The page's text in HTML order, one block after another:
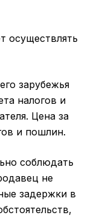
осуществлять
зарубежья
налогов и
Цена за
и пошлин.
соблюдать
не
задержки в